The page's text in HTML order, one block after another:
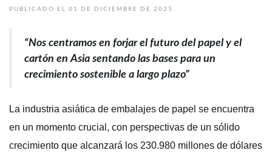
PUBLICADO EL 01 DE DICIEMBRE DE 2025
“Nos centramos en forjar el futuro del papel y el
cartón en Asia sentando las bases para un
crecimiento sostenible a largo plazo”
La industria asiática de embalajes de papel se encuentra
en un momento crucial, con perspectivas de un sólido
crecimiento que alcanzará los 230.980 millones de dólares